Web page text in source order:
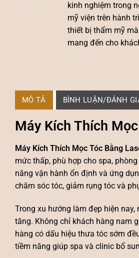
kinh nghiệm trong
mỹ viện trên hành
thiết bị thẩm mỹ
mang đến cho
MÔ TẢ BÌNH LUẬN/ĐÁNH
Máy Kích Thích
Máy Kích Thích Mọc Tóc Bằng
mức thấp, phù hợp cho spa,
năng vận hành ổn định và ứng
chăm sóc tóc, giảm rụng tóc và
Trong xu hướng làm đẹp hiện
tăng. Không chỉ khách hàng nam
hàng có dấu hiệu thưa tóc sớm
tiềm năng giúp spa và clinic bổ